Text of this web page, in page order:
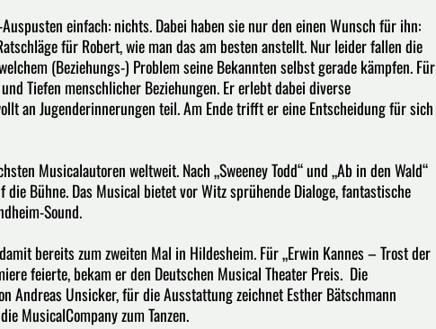
einfach: nichts. Dabei haben sie nur den einen Wunsch für ihn:
für Robert, wie man das am besten anstellt. Nur leider fallen die
(Beziehungs-) Problem seine Bekannten selbst gerade kämpfen. Für
Tiefen menschlicher Beziehungen. Er erlebt dabei diverse
an Jugenderinnerungen teil. Am Ende trifft er eine Entscheidung für sich
Musicalautoren weltweit. Nach „Sweeney Todd“ und „Ab in den Wald“
Bühne. Das Musical bietet vor Witz sprühende Dialoge, fantastische
Sound.
bereits zum zweiten Mal in Hildesheim. Für „Erwin Kannes – Trost der
feierte, bekam er den Deutschen Musical Theater Preis. Die
Andreas Unsicker, für die Ausstattung zeichnet Esther Bätschmann
MusicalCompany zum Tanzen.